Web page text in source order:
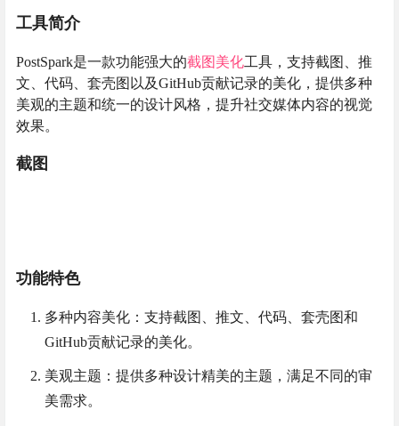
工具简介
PostSpark是一款功能强大的截图美化工具，支持截图、推
文、代码、套壳图以及GitHub贡献记录的美化，提供多种
美观的主题和统一的设计风格，提升社交媒体内容的视觉
效果。
截图
功能特色
多种内容美化：支持截图、推文、代码、套壳图和
GitHub贡献记录的美化。
美观主题：提供多种设计精美的主题，满足不同的审
美需求。